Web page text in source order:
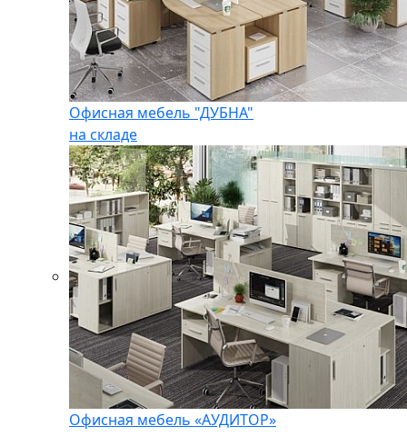
Офисная мебель "ДУБНА"
на складе
Офисная мебель «АУДИТОР»